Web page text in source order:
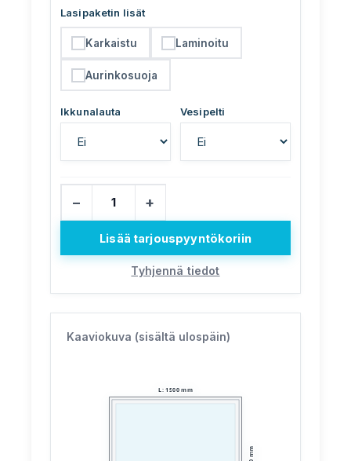
Lasipaketin lisät
Karkaistu Laminoitu
Aurinkosuoja
Ikkunalauta Vesipelti
− +
Lisää tarjouspyyntökoriin
Tyhjennä tiedot
Kaaviokuva (sisältä ulospäin)
L : 1500 mm
mm